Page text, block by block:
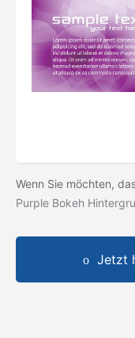
Wenn Sie möchten,
Purple Bokeh
Jetzt